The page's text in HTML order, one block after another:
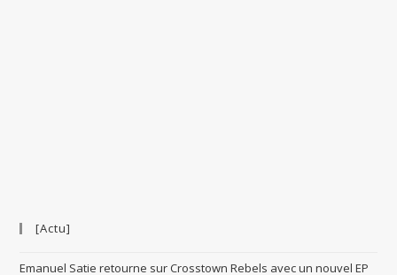
[Actu]
Emanuel Satie retourne sur Crosstown Rebels avec un nouvel EP